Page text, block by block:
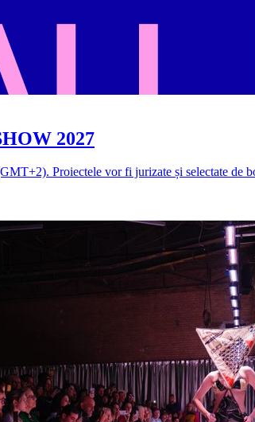
2027
Proiectele vor fi jurizate și selectate